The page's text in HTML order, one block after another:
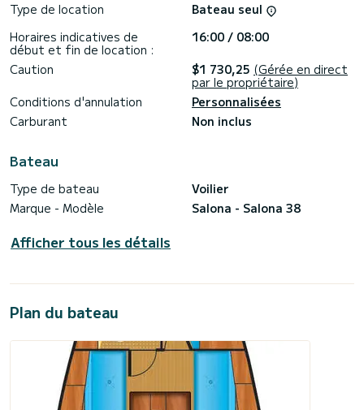
Si vous avez des questions concernant le bateau ou les
la plateforme Samboat. Un conseiller SamBoat se chargera
Type de location
Bateau seul
Horaires indicatives de
début et fin de location :
16:00 / 08:00
Caution
$1 730,25 (Gérée en direct
par le propriétaire)
Conditions d'annulation
Personnalisées
Carburant
Non inclus
Bateau
Type de bateau
Voilier
Marque - Modèle
Salona - Salona 38
Afficher tous les détails
Plan du bateau